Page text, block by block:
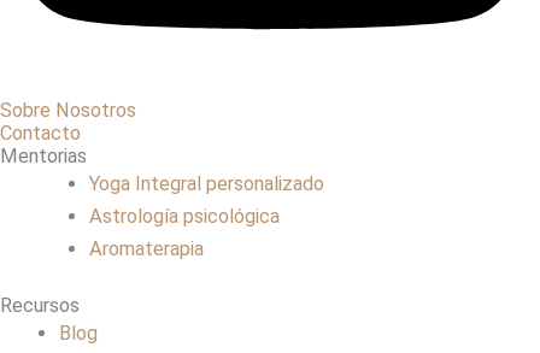
Sobre Nosotros
Contacto
Mentorias
Yoga Integral personalizado
Astrología psicológica
Aromaterapia
Recursos
Blog